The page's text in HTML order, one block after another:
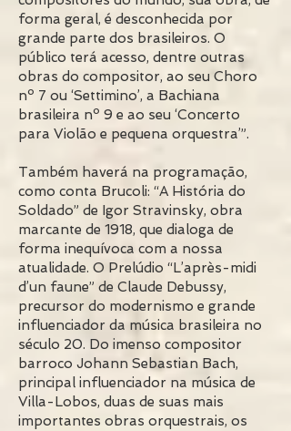
forma geral, é desconhecida por
grande parte dos brasileiros. O
público terá acesso, dentre outras
obras do compositor, ao seu Choro
nº 7 ou ‘Settimino’, a Bachiana
brasileira nº 9 e ao seu ‘Concerto
para Violão e pequena orquestra’”.
Também haverá na programação,
como conta Brucoli: “A História do
Soldado” de Igor Stravinsky, obra
marcante de 1918, que dialoga de
forma inequívoca com a nossa
atualidade. O Prelúdio “L’après-midi
d’un faune” de Claude Debussy,
precursor do modernismo e grande
influenciador da música brasileira no
século 20. Do imenso compositor
barroco Johann Sebastian Bach,
principal influenciador na música de
Villa-Lobos, duas de suas mais
importantes obras orquestrais, os